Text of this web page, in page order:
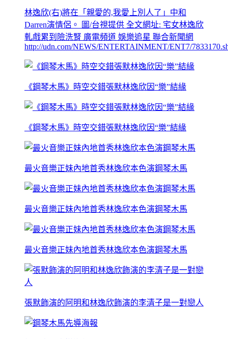
林逸欣(右)將在「親愛的,我愛上別人了」中和
Darren演情侶。 圖/台視提供 全文網址: 宅女林逸欣
軋戲累到險洗腎 廣電頻道 娛樂追星 聯合新聞網
http://udn.com/NEWS/ENTERTAINMENT/ENT7/
《鋼琴木馬》時空交錯張默林逸欣因“樂”結緣
《鋼琴木馬》時空交錯張默林逸欣因“樂”結緣
最火音樂正妹內地首秀林逸欣本色演鋼琴木馬
最火音樂正妹內地首秀林逸欣本色演鋼琴木馬
最火音樂正妹內地首秀林逸欣本色演鋼琴木馬
張默飾演的阿明和林逸欣飾演的李清子是一對戀人